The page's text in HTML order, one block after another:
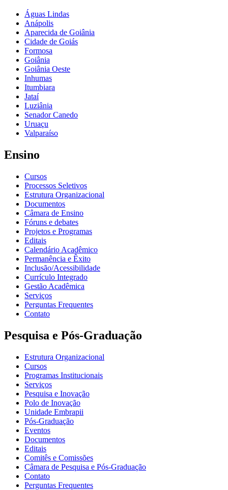
Águas Lindas
Anápolis
Aparecida de Goiânia
Cidade de Goiás
Formosa
Goiânia
Goiânia Oeste
Inhumas
Itumbiara
Jataí
Luziânia
Senador Canedo
Uruaçu
Valparaíso
Ensino
Cursos
Processos Seletivos
Estrutura Organizacional
Documentos
Câmara de Ensino
Fóruns e debates
Projetos e Programas
Editais
Calendário Acadêmico
Permanência e Êxito
Inclusão/Acessibilidade
Currículo Integrado
Gestão Acadêmica
Serviços
Perguntas Frequentes
Contato
Pesquisa e Pós-Graduação
Estrutura Organizacional
Cursos
Programas Institucionais
Serviços
Pesquisa e Inovação
Polo de Inovação
Unidade Embrapii
Pós-Graduação
Eventos
Documentos
Editais
Comitês e Comissões
Câmara de Pesquisa e Pós-Graduação
Contato
Perguntas Frequentes